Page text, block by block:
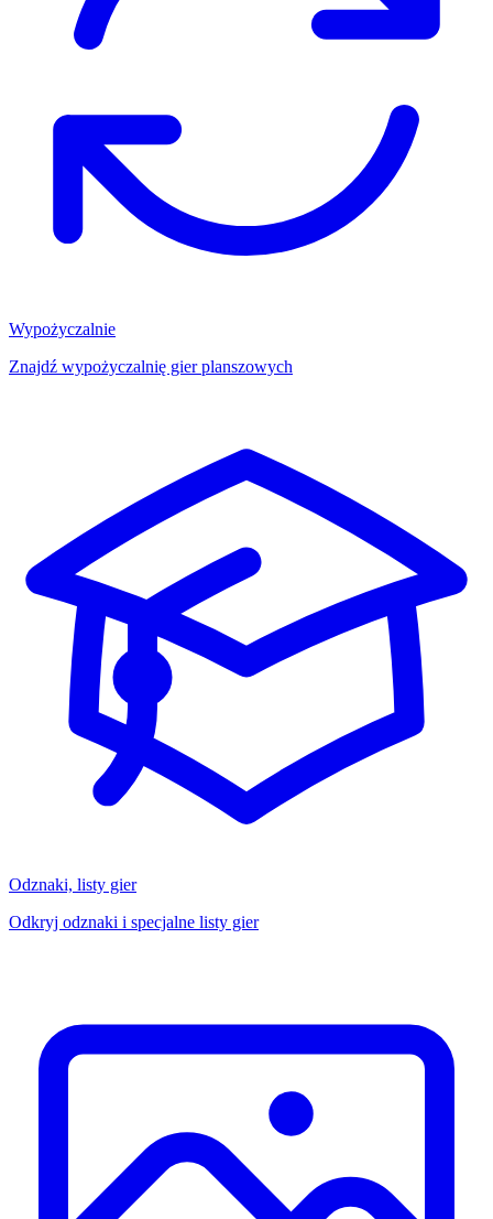
Wypożyczalnie
Znajdź wypożyczalnię gier planszowych
Odznaki, listy gier
Odkryj odznaki i specjalne listy gier